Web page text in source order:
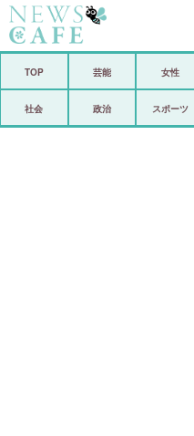
TOP 芸能 女性
社会 政治 スポーツ